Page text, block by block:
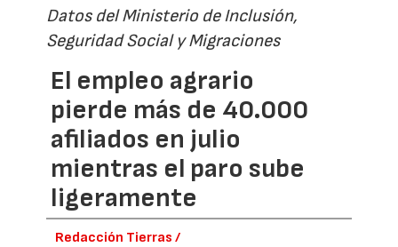
Datos del Ministerio de Inclusión,
Seguridad Social y Migraciones
El empleo agrario
pierde más de 40.000
afiliados en julio
mientras el paro sube
ligeramente
Redacción Tierras /